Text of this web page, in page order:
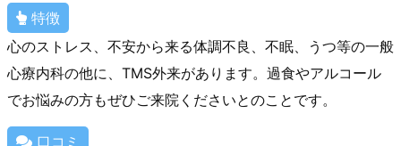
特徴
心のストレス、不安から来る体調不良、不眠、うつ等の一般
心療内科の他に、TMS外来があります。過食やアルコール
でお悩みの方もぜひご来院くださいとのことです。
口コミ